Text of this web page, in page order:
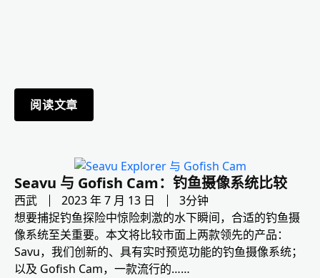
阅读文章
Seavu 与 Gofish Cam：钓鱼摄像系统比较
西武 2023 年 7 月 13 日
3分钟
想要捕捉钓鱼探险中惊险刺激的水下瞬间，合适的钓鱼摄
像系统至关重要。本文将比较市面上两款领先的产品：
Savu，我们创新的、具有实时预览功能的钓鱼摄像系统；
以及 Gofish Cam，一款流行的……